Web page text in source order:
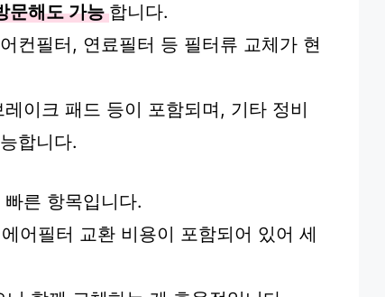
문해도 가능 합니다.
컨필터, 연료필터 등 필터류 교체가 현
이크 패드 등이 포함되며, 기타 정비
합니다.
른 항목입니다.
어필터 교환 비용이 포함되어 있어 세